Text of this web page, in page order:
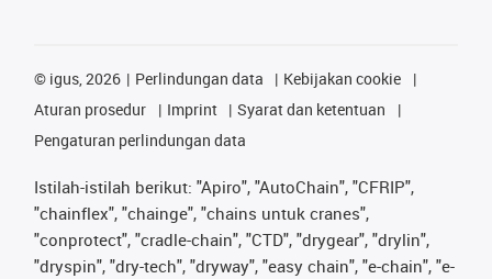
© igus, 2026 Perlindungan data
Kebijakan cookie
Aturan prosedur
Imprint
Syarat dan ketentuan
Pengaturan perlindungan data
Istilah-istilah berikut: "Apiro", "AutoChain", "CFRIP",
"chainflex", "chainge", "chains untuk cranes",
"conprotect", "cradle-chain", "CTD", "drygear", "drylin",
"dryspin", "dry-tech", "dryway", "easy chain", "e-chain", "e-